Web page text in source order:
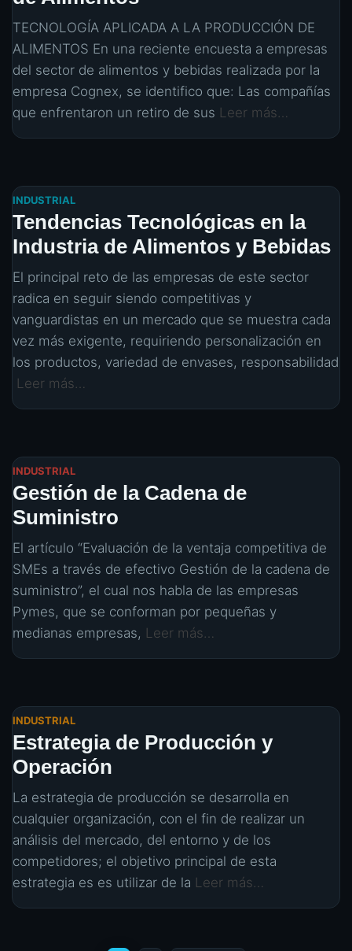
TECNOLOGÍA APLICADA A LA PRODUCCIÓN DE
ALIMENTOS En una reciente encuesta a empresas
del sector de alimentos y bebidas realizada por la
empresa Cognex, se identifico que: Las compañías
que enfrentaron un retiro de sus Leer más…
INDUSTRIAL
Tendencias Tecnológicas en la
Industria de Alimentos y Bebidas
El principal reto de las empresas de este sector
radica en seguir siendo competitivas y
vanguardistas en un mercado que se muestra cada
vez más exigente, requiriendo personalización en
los productos, variedad de envases, responsabilidad
Leer más…
INDUSTRIAL
Gestión de la Cadena de
Suministro
El artículo “Evaluación de la ventaja competitiva de
SMEs a través de efectivo Gestión de la cadena de
suministro”, el cual nos habla de las empresas
Pymes, que se conforman por pequeñas y
medianas empresas, Leer más…
INDUSTRIAL
Estrategia de Producción y
Operación
La estrategia de producción se desarrolla en
cualquier organización, con el fin de realizar un
análisis del mercado, del entorno y de los
competidores; el objetivo principal de esta
estrategia es es utilizar de la Leer más…